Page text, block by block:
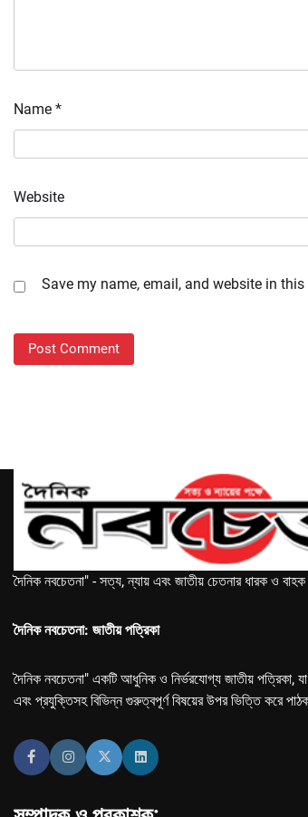
Name *
Website
Save my name, email, and website in
দৈনিক নবচেতনা" - সত্য, ন্যায় এবং জাতীয় চেতনার ধারক ও
দৈনিক নবচেতনা: জাতীয় পত্রিকা
দৈনিক নবচেতনা" একটি আধুনিক ও নির্ভরযোগ্য জাতীয় পত্রিকা,
এবং প্রযুক্তিসহ বিভিন্ন গুরুত্বপূর্ণ বিষয়ের উপর ভিত্তি করে